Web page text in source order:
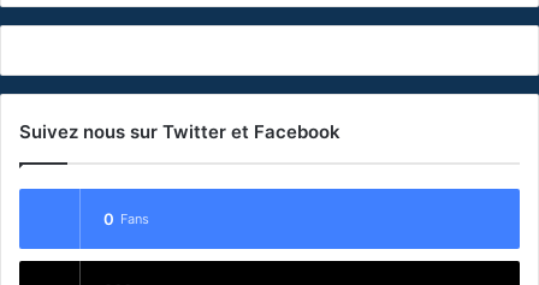
Suivez nous sur Twitter et Facebook
0 Fans